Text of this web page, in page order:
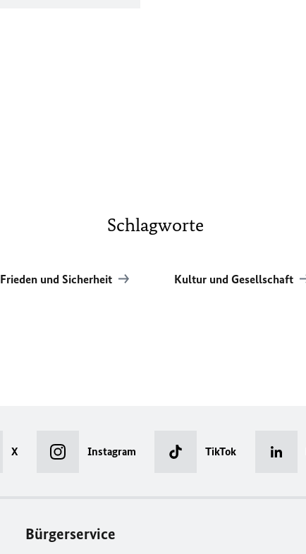
Schlagworte
Frieden und Sicherheit Kultur und Gesellschaft
X Instagram TikTok
Bürgerservice